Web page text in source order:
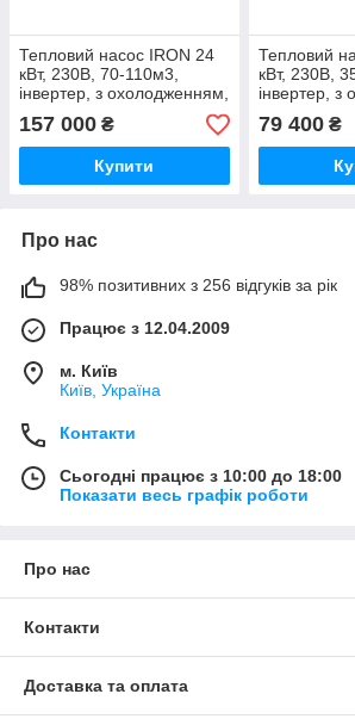
Тепловий насос IRON 24
кВт, 230В, 70-110м3,
інвертер, з охолодженням,
WI-FI
157 000 ₴
Купити
Тепловий
кВт, 230В,
інвертер, з
WI-FI
79 400₴
Про нас
98% позитивних з 256 відгуків за рік
Працює з 12.04.2009
м. Київ
Київ, Україна
Контакти
Сьогодні працює з 10:00 до 18:00
Показати весь графік роботи
Про нас
Контакти
Доставка та оплата